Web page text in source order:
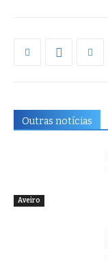
Outras notícias
Aveiro